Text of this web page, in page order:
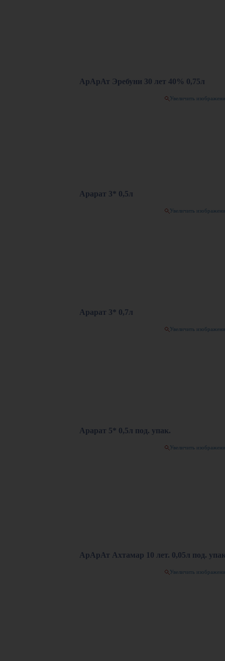
АрАрАт Эребуни 30 лет 40% 0,75л
Увеличить
Арарат 3* 0,5л
Увеличить
Арарат 3* 0,7л
Увеличить
Арарат 5* 0,5л под. упак.
Увеличить
АрАрАт Ахтамар 10 лет. 0,05л под.
Увеличить